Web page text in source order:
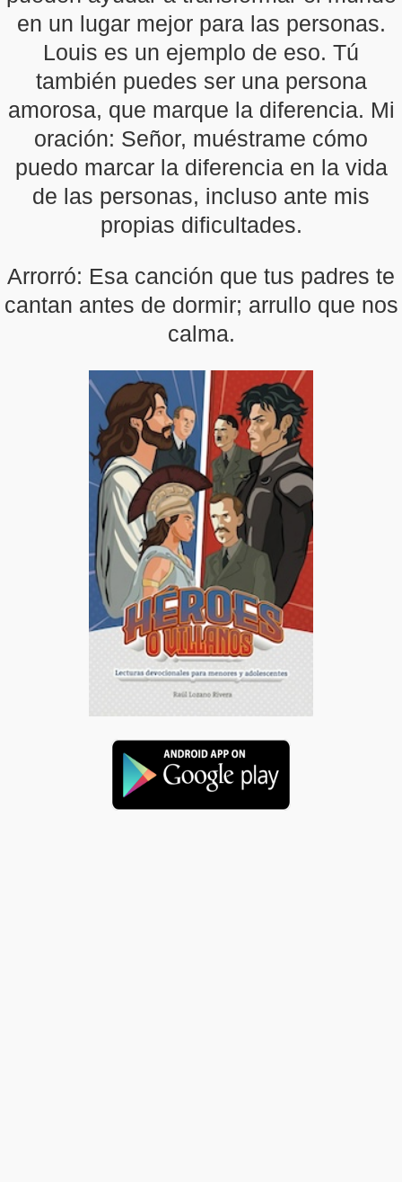
en un lugar mejor para las personas.
Louis es un ejemplo de eso. Tú
también puedes ser una persona
amorosa, que marque la diferencia. Mi
oración: Señor, muéstrame cómo
puedo marcar la diferencia en la vida
de las personas, incluso ante mis
propias dificultades.
Arrorró: Esa canción que tus padres te
cantan antes de dormir; arrullo que nos
calma.